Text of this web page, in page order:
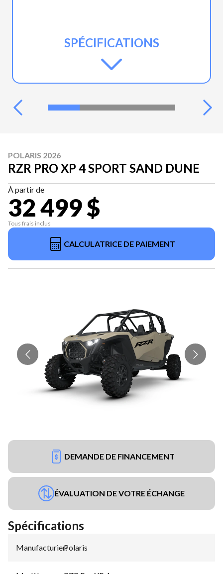
SPÉCIFICATIONS
POLARIS 2026
RZR PRO XP 4 SPORT SAND DUNE
À partir de
32 499 $
Tous frais inclus
CALCULATRICE DE PAIEMENT
DEMANDE DE FINANCEMENT
ÉVALUATION DE VOTRE ÉCHANGE
Spécifications
Manufacturier:
Polaris